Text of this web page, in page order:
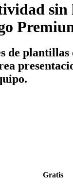
sin
de plantillas
Gratis